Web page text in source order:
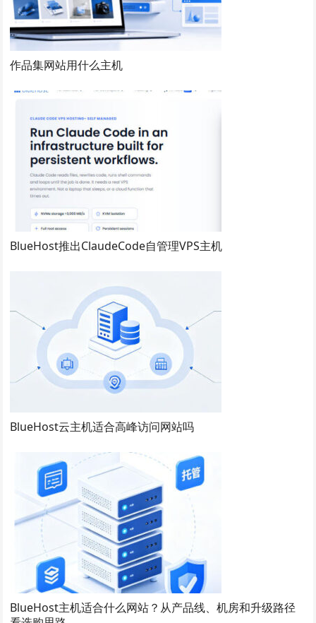
作品集网站用什么主机
BlueHost推出ClaudeCode自管理VPS主机
BlueHost云主机适合高峰访问网站吗
BlueHost主机适合什么网站？从产品线、机房和升级路径